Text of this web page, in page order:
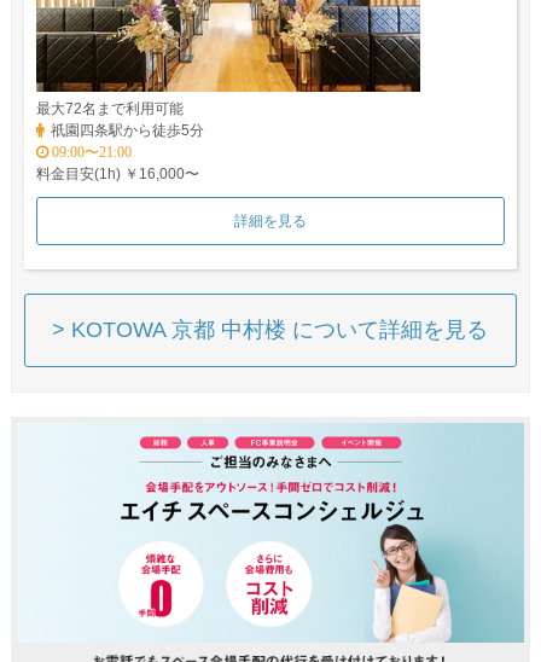
最大72名まで利用可能
祇園四条駅から徒歩5分
09:00〜21:00
料金目安(1h) ￥16,000〜
詳細を見る
> KOTOWA 京都 中村楼 について詳細を見る